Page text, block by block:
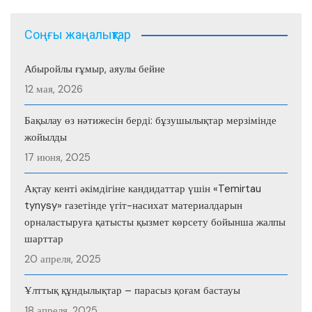
Соңғы жаңалықтар
Абыройлы ғұмыр, аяулы бейне
12 мая, 2026
Бақылау өз нәтижесін берді: бұзушылықтар мерзімінде
жойылды
17 июня, 2025
Ақтау кенті әкімдігіне кандидаттар үшін «Temirtau
tynysy» газетінде үгіт-насихат материалдарын
орналастыруға қатысты қызмет көрсету бойынша жалпы
шарттар
20 апреля, 2025
Ұлттық құндылықтар – парасыз қоғам бастауы